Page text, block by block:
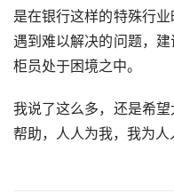
是在银行这样的特殊行
遇到难以解决的问题，
柜员处于困境之中。
我说了这么多，还是希
帮助，人人为我，我为人